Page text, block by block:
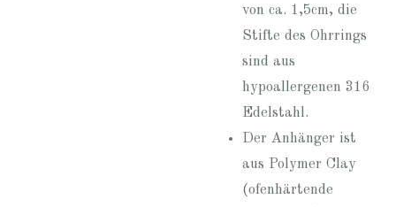
von ca. 1,5cm, die
Stifte des Ohrrings
sind aus
hypoallergenen 316
Edelstahl.
Der Anhänger ist
aus Polymer Clay
(ofenhärtende